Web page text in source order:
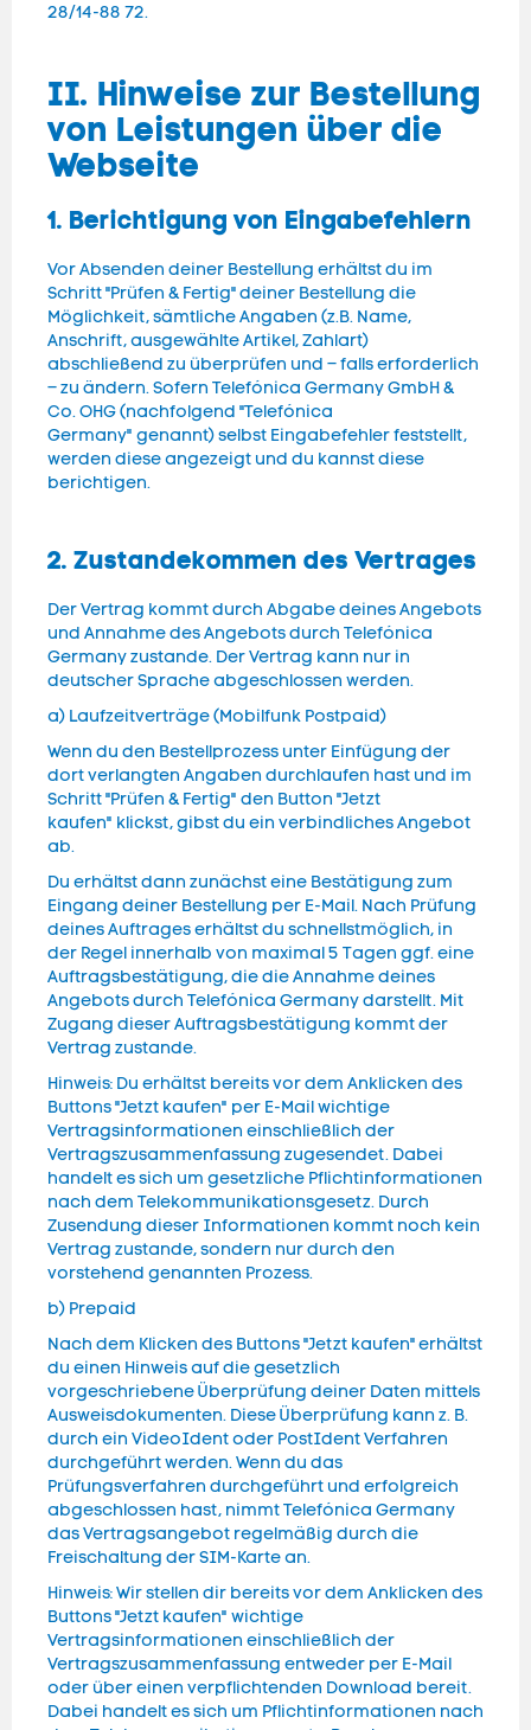
28/14-88 72.
II. Hinweise zur Bestellung
von Leistungen über die
Webseite
1. Berichtigung von Eingabefehlern
Vor Absenden deiner Bestellung erhältst du im
Schritt "Prüfen & Fertig" deiner Bestellung die
Möglichkeit, sämtliche Angaben (z.B. Name,
Anschrift, ausgewählte Artikel, Zahlart)
abschließend zu überprüfen und – falls erforderlich
– zu ändern. Sofern Telefónica Germany GmbH &
Co. OHG (nachfolgend "Telefónica
Germany" genannt) selbst Eingabefehler feststellt,
werden diese angezeigt und du kannst diese
berichtigen.
2. Zustandekommen des Vertrages
Der Vertrag kommt durch Abgabe deines Angebots
und Annahme des Angebots durch Telefónica
Germany zustande. Der Vertrag kann nur in
deutscher Sprache abgeschlossen werden.
a) Laufzeitverträge (Mobilfunk Postpaid)
Wenn du den Bestellprozess unter Einfügung der
dort verlangten Angaben durchlaufen hast und im
Schritt "Prüfen & Fertig" den Button "Jetzt
kaufen" klickst, gibst du ein verbindliches Angebot
ab.
Du erhältst dann zunächst eine Bestätigung zum
Eingang deiner Bestellung per E-Mail. Nach Prüfung
deines Auftrages erhältst du schnellstmöglich, in
der Regel innerhalb von maximal 5 Tagen ggf. eine
Auftragsbestätigung, die die Annahme deines
Angebots durch Telefónica Germany darstellt. Mit
Zugang dieser Auftragsbestätigung kommt der
Vertrag zustande.
Hinweis: Du erhältst bereits vor dem Anklicken des
Buttons "Jetzt kaufen" per E-Mail wichtige
Vertragsinformationen einschließlich der
Vertragszusammenfassung zugesendet. Dabei
handelt es sich um gesetzliche Pflichtinformationen
nach dem Telekommunikationsgesetz. Durch
Zusendung dieser Informationen kommt noch kein
Vertrag zustande, sondern nur durch den
vorstehend genannten Prozess.
b) Prepaid
Nach dem Klicken des Buttons "Jetzt kaufen" erhältst
du einen Hinweis auf die gesetzlich
vorgeschriebene Überprüfung deiner Daten mittels
Ausweisdokumenten. Diese Überprüfung kann z. B.
durch ein VideoIdent oder PostIdent Verfahren
durchgeführt werden. Wenn du das
Prüfungsverfahren durchgeführt und erfolgreich
abgeschlossen hast, nimmt Telefónica Germany
das Vertragsangebot regelmäßig durch die
Freischaltung der SIM-Karte an.
Hinweis: Wir stellen dir bereits vor dem Anklicken des
Buttons "Jetzt kaufen" wichtige
Vertragsinformationen einschließlich der
Vertragszusammenfassung entweder per E-Mail
oder über einen verpflichtenden Download bereit.
Dabei handelt es sich um Pflichtinformationen nach